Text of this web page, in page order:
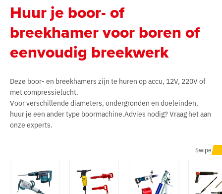
Huur je boor- of
breekhamer voor boren of
eenvoudig breekwerk
Deze boor- en breekhamers zijn te huren op accu, 12V, 220V of
met compressielucht.
Voor verschillende diameters, ondergronden en doeleinden,
huur je een ander type boormachine.Advies nodig? Vraag het aan
onze experts.
Swipe